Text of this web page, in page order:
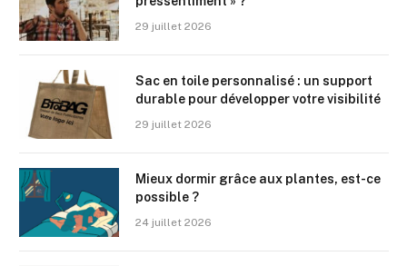
29 juillet 2026
Sac en toile personnalisé : un support
durable pour développer votre visibilité
29 juillet 2026
Mieux dormir grâce aux plantes, est-ce
possible ?
24 juillet 2026